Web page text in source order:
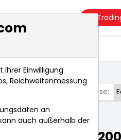
Börse:
Einwilligung
Reichweitenmessung
an
auch außerhalb der